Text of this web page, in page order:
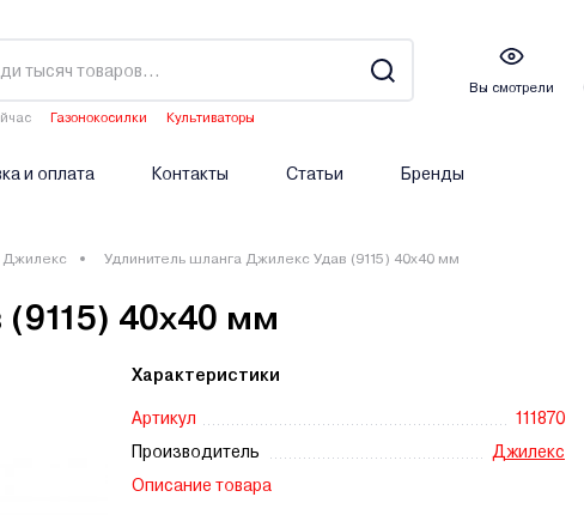
Газонокосилки
Культиваторы
Вы смотрели
и оплата Контакты Статьи Бренды
Джилекс Удлинитель шланга Джилекс Удав (9115) 40х40 мм
40х40 мм
Характеристики
Артикул
111870
Производитель
Джилекс
Описание товара